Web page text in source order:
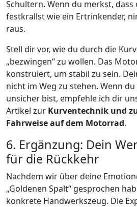
Schultern. Wenn du merkst, dass
festkrallst wie ein Ertrinkender,
raus.
Stell dir vor, wie du durch die
„bezwingen“ zu wollen. Das
konstruiert, um stabil zu sein.
nicht im Weg zu stehen. Wenn
unsicher bist, empfehle ich dir
Artikel zur Kurventechnik und
Fahrweise auf dem Motorrad.
6. Ergänzung: Dein
für die Rückkehr
Nachdem wir über deine
„Goldenen Spalt“ gesprochen
konkrete Handwerkszeug. Die